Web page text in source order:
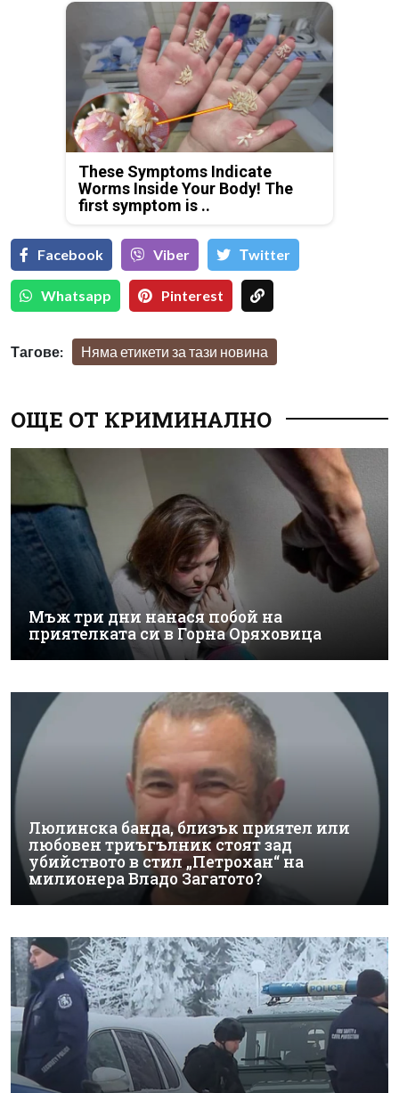
These Symptoms Indicate
Worms Inside Your Body! The
first symptom is ..
Facebook Viber Тwitter
Whatsapp Pinterest
Тагове: Няма етикети за тази новина
ОЩЕ ОТ КРИМИНАЛНО
Мъж три дни нанася побой на
приятелката си в Горна Оряховица
Люлинска банда, близък приятел или
любовен триъгълник стоят зад
убийството в стил „Петрохан“ на
милионера Владо Загатото?